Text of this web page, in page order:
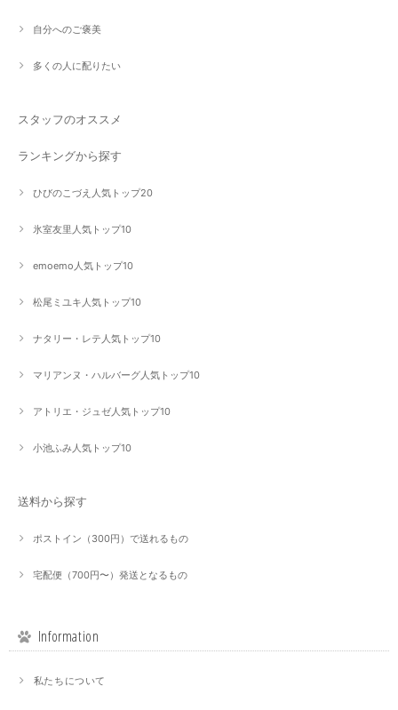
自分へのご褒美
多くの人に配りたい
スタッフのオススメ
ランキングから探す
ひびのこづえ人気トップ20
氷室友里人気トップ10
emoemo人気トップ10
松尾ミユキ人気トップ10
ナタリー・レテ人気トップ10
マリアンヌ・ハルバーグ人気トップ10
アトリエ・ジュゼ人気トップ10
小池ふみ人気トップ10
送料から探す
ポストイン（300円）で送れるもの
宅配便（700円〜）発送となるもの
Information
私たちについて